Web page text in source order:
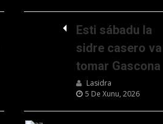
Esti sábadu la
sidre casero va
tomar Gascona
Lasidra
5 De Xunu, 2026